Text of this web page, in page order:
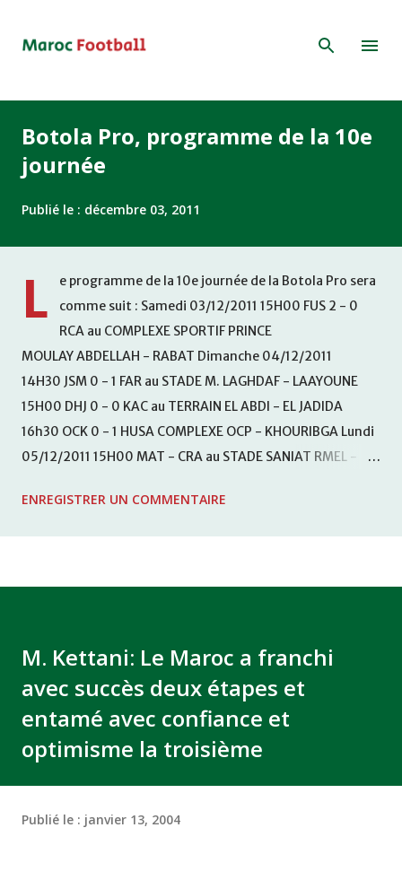
Botola Pro, programme de la 10e
journée
Publié le : décembre 03, 2011
L
e programme de la 10e journée de la Botola Pro sera
comme suit : Samedi 03/12/2011 15H00 FUS 2 - 0
RCA au COMPLEXE SPORTIF PRINCE
MOULAY ABDELLAH - RABAT Dimanche 04/12/2011
14H30 JSM 0 - 1 FAR au STADE M. LAGHDAF - LAAYOUNE
15H00 DHJ 0 - 0 KAC au TERRAIN EL ABDI - EL JADIDA
16h30 OCK 0 - 1 HUSA COMPLEXE OCP - KHOURIBGA Lundi
05/12/2011 15H00 MAT - CRA au STADE SANIAT RMEL -
KHEMISET Mardi 06/12/2011 15H00 WAF - OCS au
ENREGISTRER UN COMMENTAIRE
M. Kettani: Le Maroc a franchi
avec succès deux étapes et
entamé avec confiance et
optimisme la troisième
Publié le : janvier 13, 2004